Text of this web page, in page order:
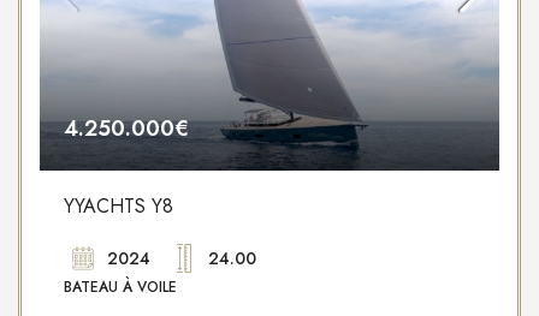
4.250.000€
YYACHTS Y8
2024 24.00
BATEAU À VOILE